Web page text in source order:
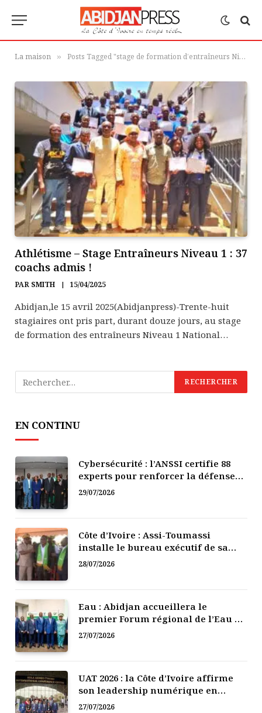
La maison » Posts Tagged "stage de formation d’entraîneurs Niveau 1 National"
Athlétisme – Stage Entraîneurs Niveau 1 : 37
coachs admis !
PAR SMITH 15/04/2025
Abidjan,le 15 avril 2025(Abidjanpress)-Trente-huit
stagiaires ont pris part, durant douze jours, au stage
de formation des entraîneurs Niveau 1 National…
EN CONTINU
Cybersécurité : l’ANSSI certifie 88
experts pour renforcer la défense
numérique de la Côte d’Ivoire
29/07/2026
Côte d’Ivoire : Assi-Toumassi
installe le bureau exécutif de sa
mutuelle de développement
28/07/2026
Eau : Abidjan accueillera le
premier Forum régional de l’Eau de
l’Afrique de l’Ouest
27/07/2026
UAT 2026 : la Côte d’Ivoire affirme
son leadership numérique en
Afrique
27/07/2026